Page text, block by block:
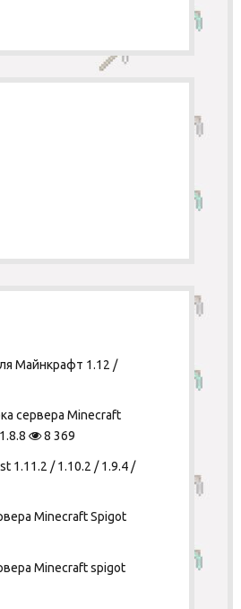
Майнкрафт 1.12 /
сервера Minecraft
8 369
1.11.2 / 1.10.2 / 1.9.4 /
Minecraft Spigot
Minecraft spigot